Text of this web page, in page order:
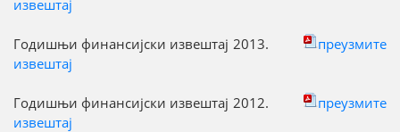
извештај
Годишњи финансијски извештај 2013.
преузмите
извештај
Годишњи финансијски извештај 2012.
преузмите
извештај